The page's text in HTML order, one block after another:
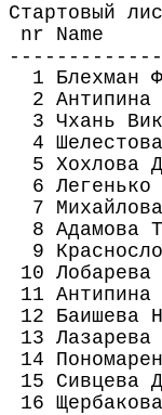
Стартовый
nr
1
2
3
4
5
6
7
8
9
10
11
12
13
14
15
16